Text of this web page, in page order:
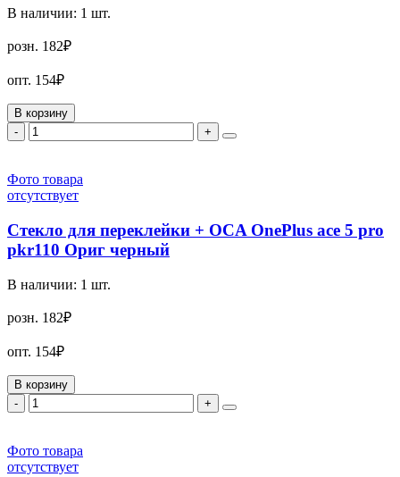
В наличии: 1 шт.
розн. 182₽
опт. 154₽
В корзину
-
+
Фото товара
отсутствует
Стекло для переклейки + OCA OnePlus ace 5 pro
pkr110 Ориг черный
В наличии: 1 шт.
розн. 182₽
опт. 154₽
В корзину
-
+
Фото товара
отсутствует